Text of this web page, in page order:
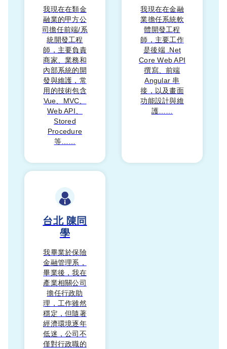
我現在在類金
融業的甲方公
司擔任前端/系
統開發工程
師，主要負責
商家、業務和
內部系統的開
發與維護，常
用的技術包含
Vue、MVC、
Web API、
Stored
Procedure
等……
我現在在金融
業擔任系統軟
體開發工程
師，主要工作
是後端 .Net
Core Web API
撰寫、前端
Angular 串
接，以及畫面
功能設計與維
護……
台北 陳同
學
我畢業於保險
金融管理系，
畢業後，我在
產業相關公司
擔任行政助
理，工作雖然
穩定，但隨著
經濟環境逐年
低迷，公司不
僅對行政職的